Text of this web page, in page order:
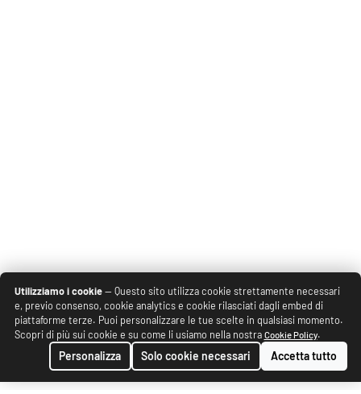
Utilizziamo i cookie— Questo sito utilizza cookie strettamente necessari
e, previo consenso, cookie analytics e cookie rilasciati dagli embed di
piattaforme terze. Puoi personalizzare le tue scelte in qualsiasi momento.
Scopri di più sui cookie e su come li usiamo nella nostra Cookie Policy.
Personalizza Solo cookie necessari Accetta tutto